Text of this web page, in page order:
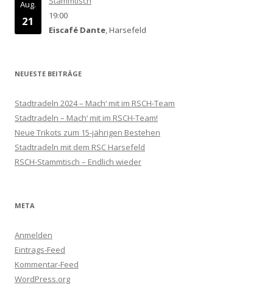
Aug.
21
19:00
Eiscafé Dante, Harsefeld
NEUESTE BEITRÄGE
Stadtradeln 2024 – Mach‘ mit im RSCH-Team
Stadtradeln – Mach‘ mit im RSCH-Team!
Neue Trikots zum 15-jährigen Bestehen
Stadtradeln mit dem RSC Harsefeld
RSCH-Stammtisch – Endlich wieder
META
Anmelden
Eintrags-Feed
Kommentar-Feed
WordPress.org